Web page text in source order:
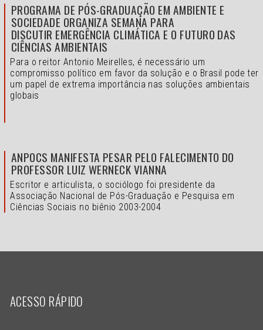
PROGRAMA DE PÓS-GRADUAÇÃO EM AMBIENTE E
SOCIEDADE ORGANIZA SEMANA PARA
DISCUTIR EMERGÊNCIA CLIMÁTICA E O FUTURO DAS
CIÊNCIAS AMBIENTAIS
Para o reitor Antonio Meirelles, é necessário um
compromisso político em favor da solução e o Brasil pode ter
um papel de extrema importância nas soluções ambientais
globais
ANPOCS MANIFESTA PESAR PELO FALECIMENTO DO
PROFESSOR LUIZ WERNECK VIANNA
Escritor e articulista, o sociólogo foi presidente da
Associação Nacional de Pós-Graduação e Pesquisa em
Ciências Sociais no biênio 2003-2004
ACESSO RÁPIDO